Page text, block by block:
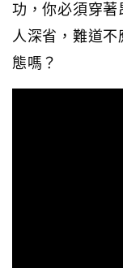
功，你必須穿
人深省，難道
態嗎？